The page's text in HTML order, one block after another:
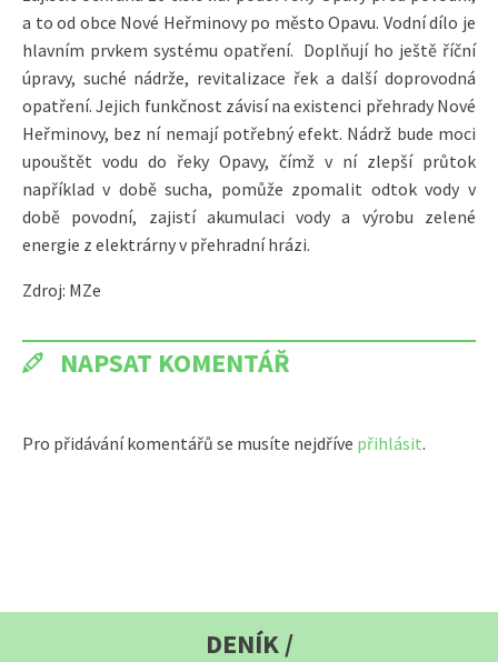
a to od obce Nové Heřminovy po město Opavu. Vodní dílo je
hlavním prvkem systému opatření. Doplňují ho ještě říční
úpravy, suché nádrže, revitalizace řek a další doprovodná
opatření. Jejich funkčnost závisí na existenci přehrady Nové
Heřminovy, bez ní nemají potřebný efekt. Nádrž bude moci
upouštět vodu do řeky Opavy, čímž v ní zlepší průtok
například v době sucha, pomůže zpomalit odtok vody v
době povodní, zajistí akumulaci vody a výrobu zelené
energie z elektrárny v přehradní hrázi.
Zdroj: MZe
NAPSAT KOMENTÁŘ
Pro přidávání komentářů se musíte nejdříve přihlásit.
DENÍK /